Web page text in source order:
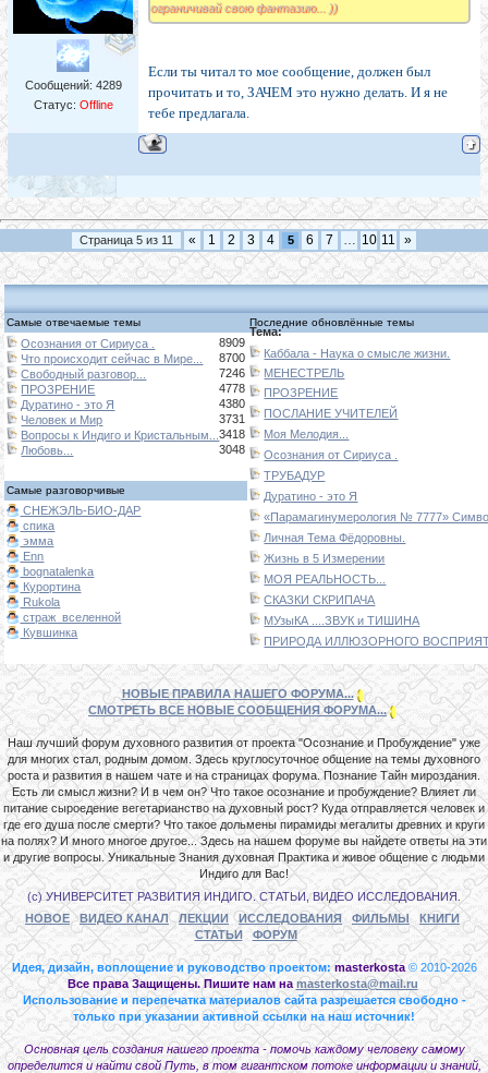
Сообщений: 4289
Статус: Offline
ограничивай свою фантазию... ))
Если ты читал то мое сообщение, должен был
прочитать и то, ЗАЧЕМ это нужно делать. И я не
тебе предлагала.
Страница 5 из 11 « 1 2 3 4 5 6 7 10 11 »
Самые отвечаемые темы Последние обновлённые темы
Осознания от Сириуса .
8909
Что происходит сейчас в Мире...
8700
Свободный разговор...
7246
ПРОЗРЕНИЕ
4778
Дуратино - это Я
4380
Человек и Мир
3731
Вопросы к Индиго и Кристальным...3418
Любовь...
3048
Тема:
Каббала - Наука о смысле жизни.
МЕНЕСТРЕЛЬ
ПРОЗРЕНИЕ
ПОСЛАНИЕ УЧИТЕЛЕЙ
Моя Мелодия...
Осознания от Сириуса .
ТРУБАДУР
Дуратино - это Я
«Парамагинумерология № 7777»
Личная Тема Фёдоровны.
Жизнь в 5 Измерении
МОЯ РЕАЛЬНОСТЬ...
СКАЗКИ СКРИПАЧА
МУзыКА ....ЗВУК и ТИШИНА
ПРИРОДА ИЛЛЮЗОРНОГО
Самые разговорчивые
СНЕЖЭЛЬ-БИО-ДАР
спика
эмма
Enn
bognatalenka
Курортина
Rukola
страж_вселенной
Кувшинка
НОВЫЕ ПРАВИЛА НАШЕГО ФОРУМА...
СМОТРЕТЬ ВСЕ НОВЫЕ СООБЩЕНИЯ ФОРУМА...
Наш лучший форум духовного развития от проекта "Осознание и Пробуждение" уже
для многих стал, родным домом. Здесь круглосуточное общение на темы духовного
роста и развития в нашем чате и на страницах форума. Познание Тайн мироздания.
Есть ли смысл жизни? И в чем он? Что такое осознание и пробуждение? Влияет ли
питание сыроедение вегетарианство на духовный рост? Куда отправляется человек и
где его душа после смерти? Что такое дольмены пирамиды мегалиты древних и круги
на полях? И много многое другое... Здесь на нашем форуме вы найдете ответы на эти
и другие вопросы. Уникальные Знания духовная Практика и живое общение с людьми
Индиго для Вас!
(с) УНИВЕРСИТЕТ РАЗВИТИЯ ИНДИГО. СТАТЬИ, ВИДЕО ИССЛЕДОВАНИЯ.
НОВОЕ
ВИДЕО КАНАЛ ЛЕКЦИИ ИССЛЕДОВАНИЯ ФИЛЬМЫ
КНИГИ
СТАТЬИ
ФОРУМ
Идея, дизайн, воплощение и руководство проектом: masterkosta © 2010-2026
Все права Защищены. Пишите нам на masterkosta@mail.ru
Использование и перепечатка материалов сайта разрешается свободно -
только при указании активной ссылки на наш источник!
Основная цель создания нашего проекта - помочь каждому человеку самому
определится и найти свой Путь, в том гигантском потоке информации и знаний,